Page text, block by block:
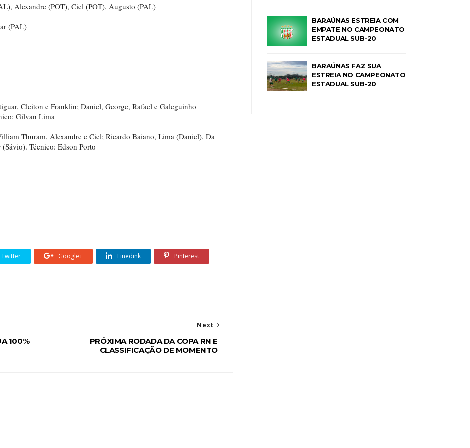
Alexandre (POT), Ciel (POT), Augusto (PAL)
(PAL)
Cleiton e Franklin; Daniel, George, Rafael e Galeguinho
Gilvan Lima
Thuram, Alexandre e Ciel; Ricardo Baiano, Lima (Daniel), Da
Técnico: Edson Porto
Twitter Google+ Linedink Pinterest
Next
PRÓXIMA RODADA DA COPA RN E
CLASSIFICAÇÃO DE MOMENTO
100%
BARAÚNAS ESTREIA COM
EMPATE NO CAMPEONATO
ESTADUAL SUB-20
BARAÚNAS FAZ SUA
ESTREIA NO CAMPEONATO
ESTADUAL SUB-20